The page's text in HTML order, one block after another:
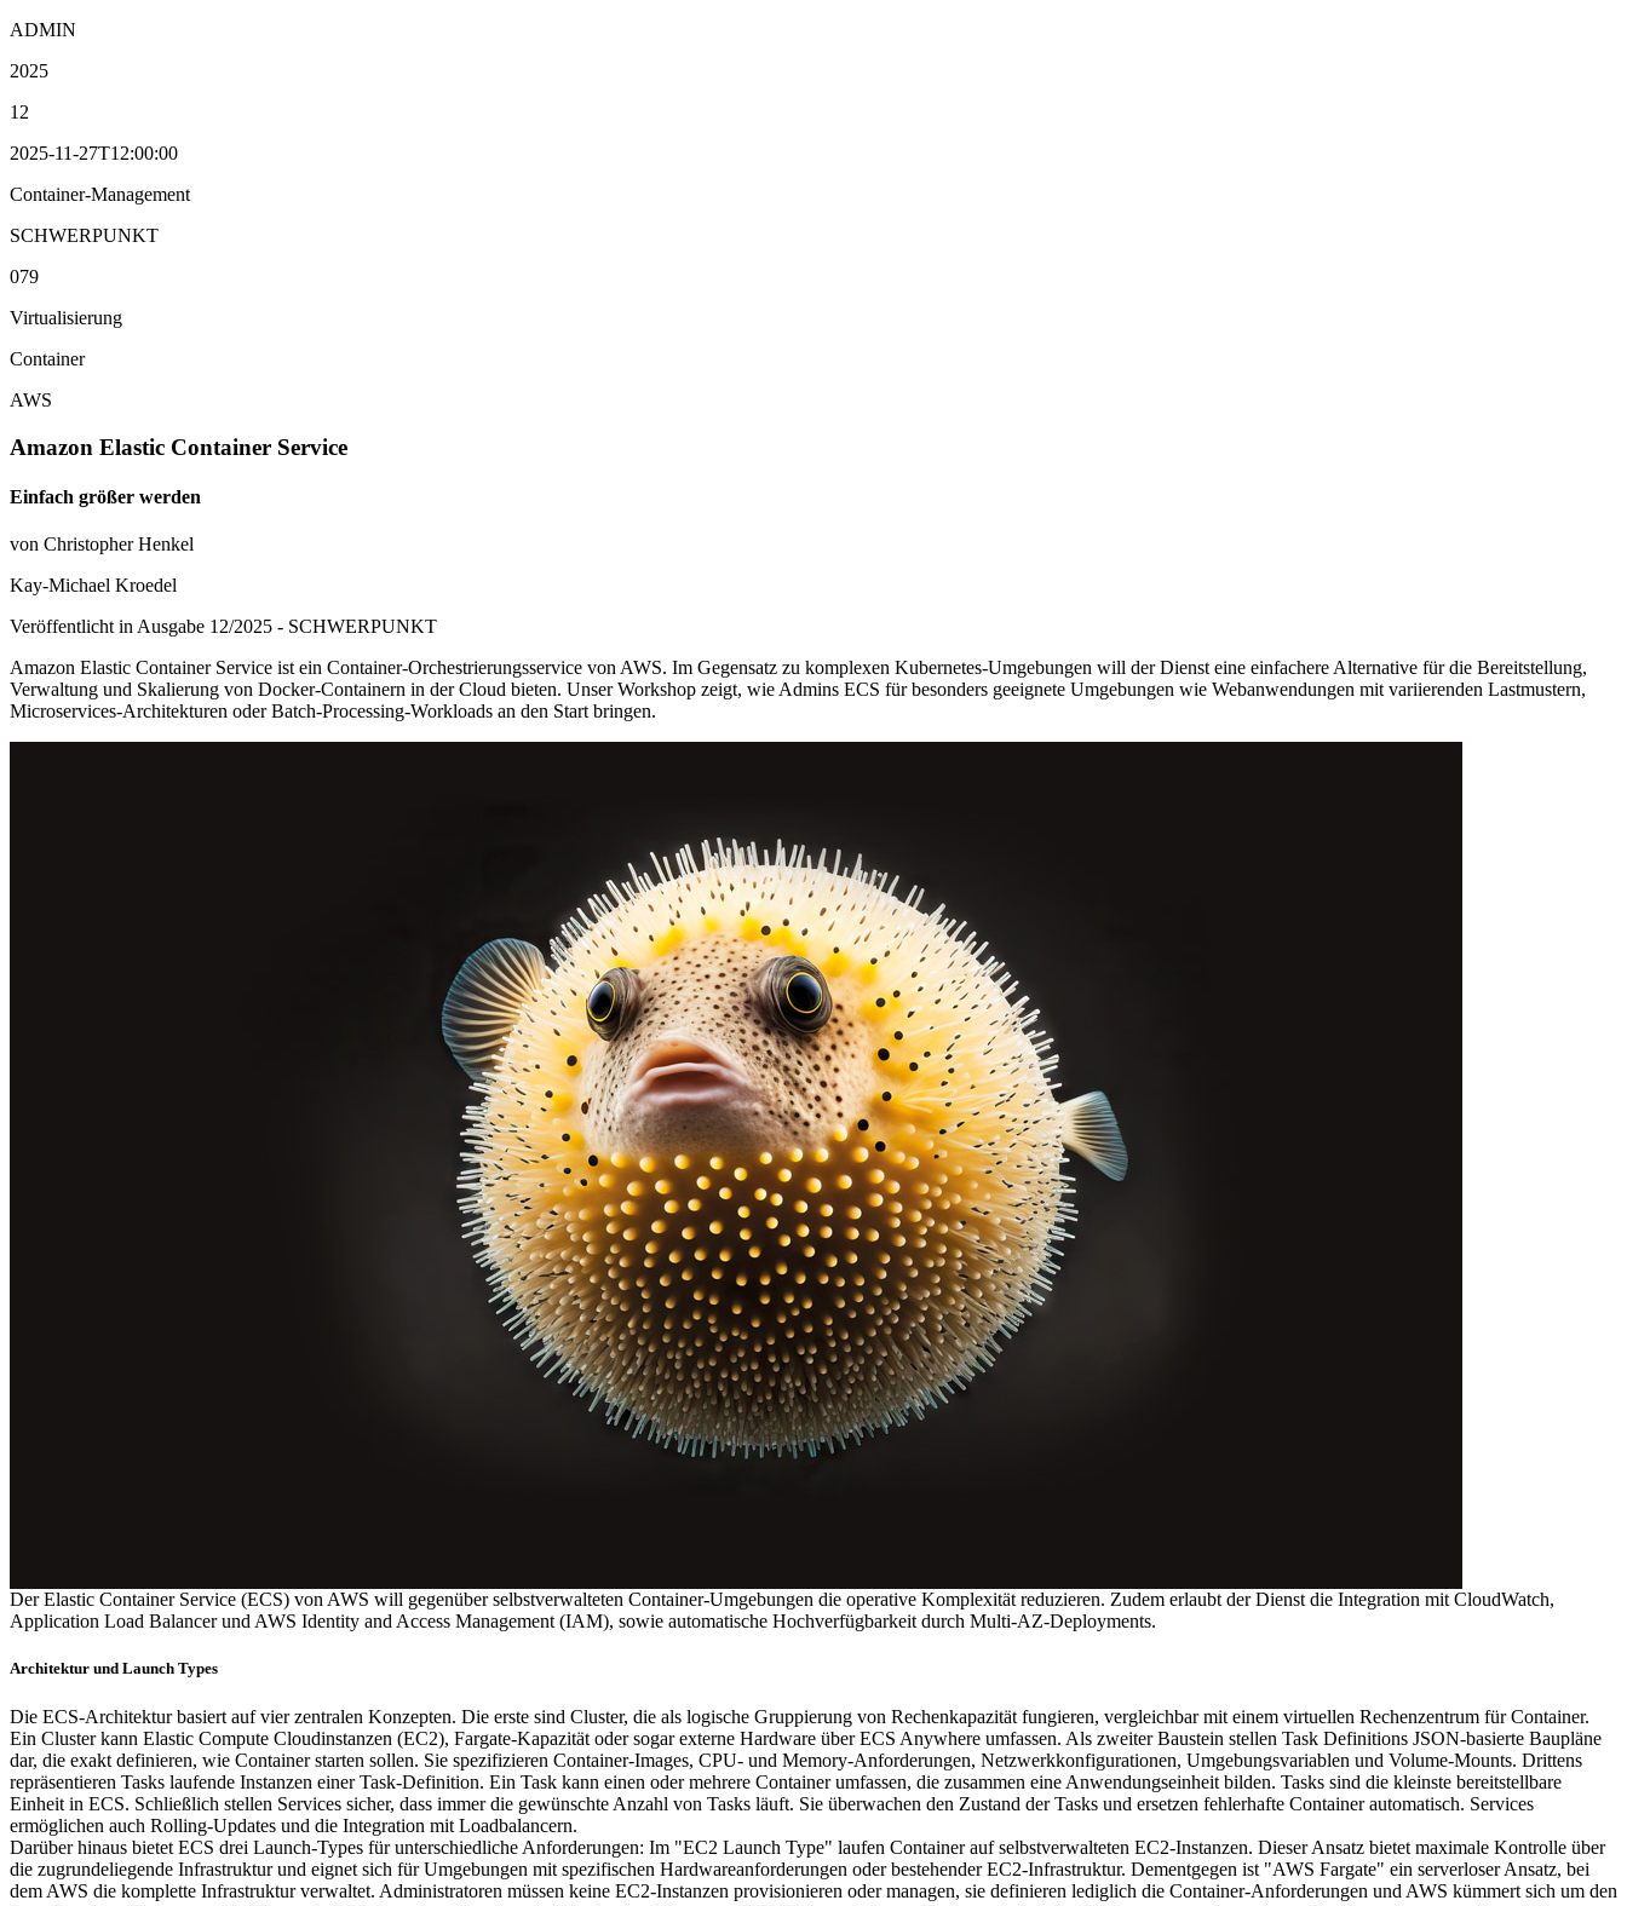
ADMIN
2025
12
2025-11-27T12:00:00
Container-Management
SCHWERPUNKT
079
Virtualisierung
Container
AWS
Amazon Elastic Container Service
Einfach größer werden
von Christopher Henkel
Kay-Michael Kroedel
Veröffentlicht in Ausgabe 12/2025 - SCHWERPUNKT
Amazon Elastic Container Service ist ein Container-Orchestrierungsservice von AWS. Im Gegensatz zu komplexen Kubernetes-Umgebungen will der Dienst eine einfachere Alternative für die Bereitstellung,
Verwaltung und Skalierung von Docker-Containern in der Cloud bieten. Unser Workshop zeigt, wie Admins ECS für besonders geeignete Umgebungen wie Webanwendungen mit variierenden Lastmustern,
Microservices-Architekturen oder Batch-Processing-Workloads an den Start bringen.
Der Elastic Container Service (ECS) von AWS will gegenüber selbstverwalteten Container-Umgebungen die operative Komplexität reduzieren. Zudem erlaubt der Dienst die Integration mit CloudWatch,
Application Load Balancer und AWS Identity and Access Management (IAM), sowie automatische Hochverfügbarkeit durch Multi-AZ-Deployments.
Architektur und Launch Types
Die ECS-Architektur basiert auf vier zentralen Konzepten. Die erste sind Cluster, die als logische Gruppierung von Rechenkapazität fungieren, vergleichbar mit einem virtuellen Rechenzentrum für Container.
Ein Cluster kann Elastic Compute Cloudinstanzen (EC2), Fargate-Kapazität oder sogar externe Hardware über ECS Anywhere umfassen. Als zweiter Baustein stellen Task Definitions JSON-basierte Baupläne
dar, die exakt definieren, wie Container starten sollen. Sie spezifizieren Container-Images, CPU- und Memory-Anforderungen, Netzwerkkonfigurationen, Umgebungsvariablen und Volume-Mounts. Drittens
repräsentieren Tasks laufende Instanzen einer Task-Definition. Ein Task kann einen oder mehrere Container umfassen, die zusammen eine Anwendungseinheit bilden. Tasks sind die kleinste bereitstellbare
Einheit in ECS. Schließlich stellen Services sicher, dass immer die gewünschte Anzahl von Tasks läuft. Sie überwachen den Zustand der Tasks und ersetzen fehlerhafte Container automatisch. Services
ermöglichen auch Rolling-Updates und die Integration mit Loadbalancern.
Darüber hinaus bietet ECS drei Launch-Types für unterschiedliche Anforderungen: Im "EC2 Launch Type" laufen Container auf selbstverwalteten EC2-Instanzen. Dieser Ansatz bietet maximale Kontrolle über
die zugrundeliegende Infrastruktur und eignet sich für Umgebungen mit spezifischen Hardwareanforderungen oder bestehender EC2-Infrastruktur. Dementgegen ist "AWS Fargate" ein serverloser Ansatz, bei
dem AWS die komplette Infrastruktur verwaltet. Administratoren müssen keine EC2-Instanzen provisionieren oder managen, sie definieren lediglich die Container-Anforderungen und AWS kümmert sich um den